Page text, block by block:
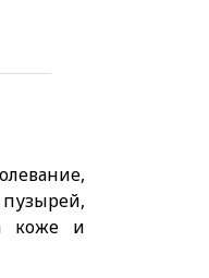
коже и